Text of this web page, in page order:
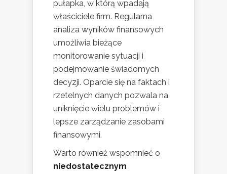
pułapka, w którą wpadają
właściciele firm. Regularna
analiza wyników finansowych
umożliwia bieżące
monitorowanie sytuacji i
podejmowanie świadomych
decyzji. Oparcie się na faktach i
rzetelnych danych pozwala na
uniknięcie wielu problemów i
lepsze zarządzanie zasobami
finansowymi.
Warto również wspomnieć o
niedostatecznym